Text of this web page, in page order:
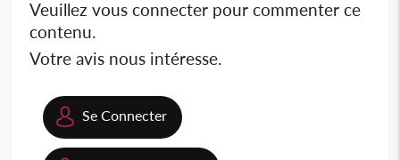
Veuillez vous connecter pour commenter ce
contenu.
Votre avis nous intéresse.
Se Connecter